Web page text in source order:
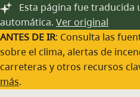
Saltar al contenido principal
Esta página fue traducida
automática. Ver original
ANTES DE IR: Consulta las
sobre el clima, alertas de
carreteras y otros recursos
más.